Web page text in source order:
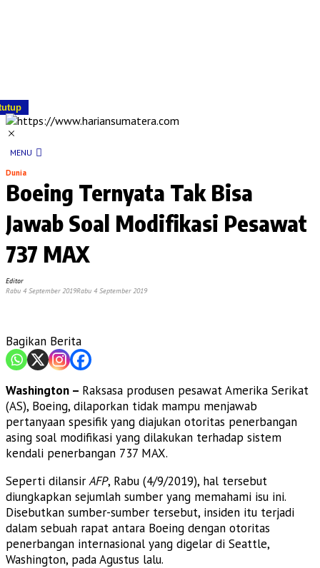
MENU
Dunia
Boeing Ternyata Tak Bisa
Jawab Soal Modifikasi Pesawat
737 MAX
Editor
Rabu 4 September 2019Rabu 4 September 2019
Bagikan Berita
Washington – Raksasa produsen pesawat Amerika Serikat
(AS), Boeing, dilaporkan tidak mampu menjawab
pertanyaan spesifik yang diajukan otoritas penerbangan
asing soal modifikasi yang dilakukan terhadap sistem
kendali penerbangan 737 MAX.
Seperti dilansirAFP, Rabu (4/9/2019), hal tersebut
diungkapkan sejumlah sumber yang memahami isu ini.
Disebutkan sumber-sumber tersebut, insiden itu terjadi
dalam sebuah rapat antara Boeing dengan otoritas
penerbangan internasional yang digelar di Seattle,
Washington, pada Agustus lalu.